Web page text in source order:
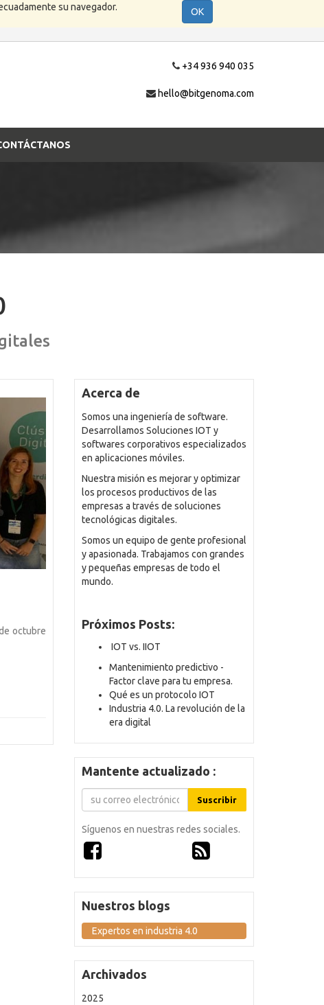
su navegador.
OK
+34 936 940 035
hello@bitgenoma.com
octubre
Acerca de
Somos una ingeniería de software.
Desarrollamos Soluciones IOT y
softwares corporativos especializados
en aplicaciones móviles.
Nuestra misión es mejorar y optimizar
los procesos productivos de las
empresas a través de soluciones
tecnológicas digitales.
Somos un equipo de gente profesional
y apasionada. Trabajamos con grandes
y pequeñas empresas de todo el
mundo.
Próximos Posts:
IOT vs. IIOT
Mantenimiento predictivo -
Factor clave para tu empresa.
Qué es un protocolo IOT
Industria 4.0. La revolución de la
era digital
Mantente actualizado :
Suscribir
Síguenos en nuestras redes sociales.
Nuestros blogs
Expertos en industria 4.0
Archivados
2025